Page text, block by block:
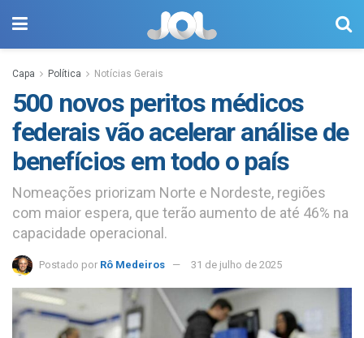
Capa Política Notícias Gerais
500 novos peritos médicos
federais vão acelerar análise de
benefícios em todo o país
Nomeações priorizam Norte e Nordeste, regiões
com maior espera, que terão aumento de até 46% na
capacidade operacional.
Postado por Rô Medeiros 31 de julho de 2025